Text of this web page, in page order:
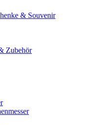
& Souvenir
Zubehör